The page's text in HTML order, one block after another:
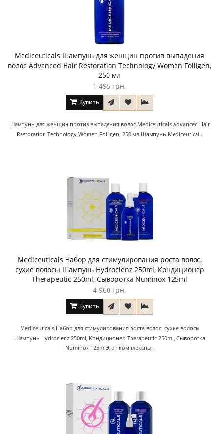
Mediceuticals Шампунь для женщин против выпадения
волос Advanced Hair Restoration Technology Women Folligen,
250 мл
1 495 грн.
Купить
Шампунь для женщин против выпадения волос Mediceuticals Advanced Hair
Restoration Technology Women Folligen, 250 мл Шампунь Mediceutical..
Mediceuticals Набор для стимулирования роста волос,
сухие волосы Шампунь Hydroclenz 250ml, Кондиционер
Therapeutic 250ml, Сыворотка Numinox 125ml
4 960 грн.
Купить
Mediceuticals Набор для стимулирования роста волос, сухие волосы
Шампунь Hydroclenz 250ml, Кондиционер Therapeutic 250ml, Сыворотка
Numinox 125mlЭтот комплексны..